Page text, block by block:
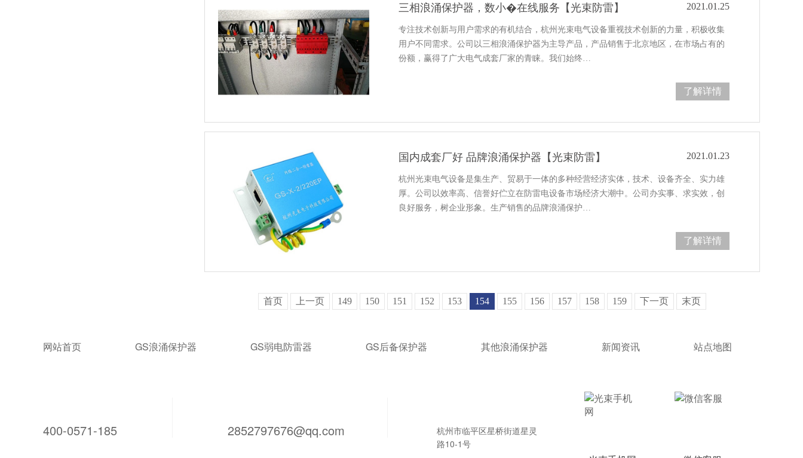
三相浪涌保护器，数小�在线服务【光束防雷】 2021.01.25
专注技术创新与用户需求的有机结合，杭州光束电气设备重视技术创新的力量，积极收集
用户不同需求。公司以三相浪涌保护器为主导产品，产品销售于北京地区，在市场占有的
份额，赢得了广大电气成套厂家的青睐。我们始终…
了解详情
国内成套厂好 品牌浪涌保护器【光束防雷】 2021.01.23
杭州光束电气设备是集生产、贸易于一体的多种经营经济实体，技术、设备齐全、实力雄
厚。公司以效率高、信誉好伫立在防雷电设备市场经济大潮中。公司办实事、求实效，创
良好服务，树企业形象。生产销售的品牌浪涌保护…
了解详情
首页 上一页 149 150 151 152 153 154 155 156 157 158 159 下一页 末页
网站首页 GS浪涌保护器 GS弱电防雷器 GS后备保护器 其他浪涌保护器 新闻资讯 站点地图
400-0571-185 2852797676@qq.com
杭州市临平区星桥街道星灵
路10-1号